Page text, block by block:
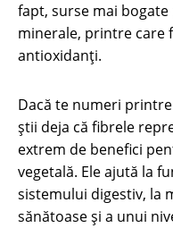
fapt, surse mai
minerale, printre care
antioxidanți.
Dacă te numeri
știi deja că fibrele
extrem de benefici
vegetală. Ele ajută la
sistemului digestiv, la
sănătoase și a unui